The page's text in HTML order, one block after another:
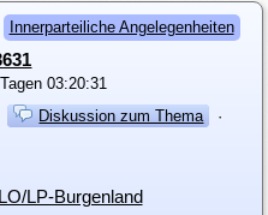
Innerparteiliche Angelegenheiten
03:20:31
Diskussion zum Thema
·
LP-Burgenland